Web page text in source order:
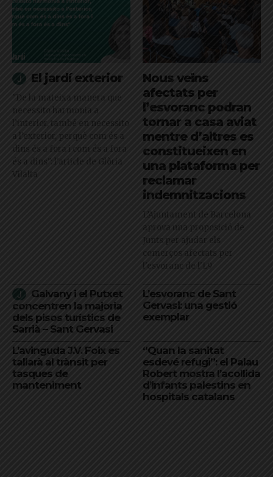
El jardí exterior
"De la mateixa manera que
necessito harmonia a
l’interior, també en necessito
a l’exterior, perquè com és a
dins és a fora i com és a fora
és a dins": l'article de Glòria
Vilalta
Nous veïns
afectats per
l’esvoranc podran
tornar a casa aviat
mentre d’altres es
constitueixen en
una plataforma per
reclamar
indemnitzacions
L’Ajuntament de Barcelona
aprova una proposició de
Junts per ajudar els
comerços afectats per
l'esvoranc de l'L9
Galvany i el Putxet
concentren la majoria
dels pisos turístics de
Sarrià – Sant Gervasi
L’esvoranc de Sant
Gervasi: una gestió
exemplar
L’avinguda J.V. Foix es
tallarà al trànsit per
tasques de
manteniment
“Quan la sanitat
esdevé refugi”: el Palau
Robert mostra l’acollida
d’infants palestins en
hospitals catalans